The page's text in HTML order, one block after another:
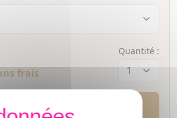
frais
Quantité :
AU PANIER